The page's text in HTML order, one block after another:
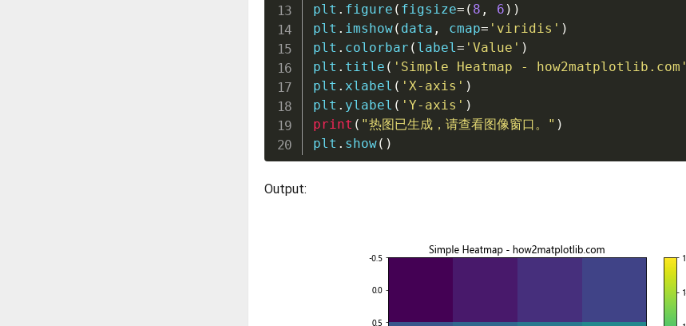
plt . figure ( figsize= ( 8 , 6 ) )
plt . imshow( data , cmap= 'viridis' )
plt . colorbar ( label= 'Value' )
plt . title ( 'Simple Heatmap - how2matplotlib.com'
plt . xlabel ( 'X-axis' )
plt . ylabel ( 'Y-axis' )
print ( "热图已生成，请查看图像窗口。" )
plt . show( )
Output: